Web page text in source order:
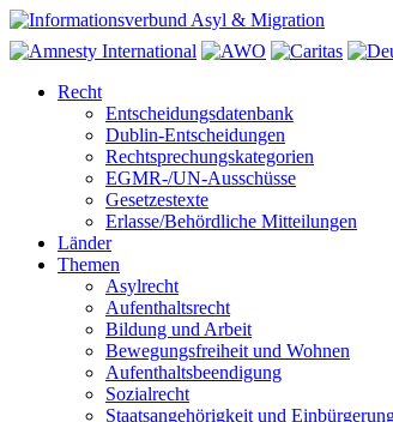
Recht
Entscheidungsdatenbank
Dublin-Entscheidungen
Rechtsprechungskategorien
EGMR-/UN-Ausschüsse
Gesetzestexte
Erlasse/Behördliche Mitteilungen
Länder
Themen
Asylrecht
Aufenthaltsrecht
Bildung und Arbeit
Bewegungsfreiheit und Wohnen
Aufenthaltsbeendigung
Sozialrecht
Staatsangehörigkeit und